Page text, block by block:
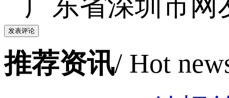
推荐资讯/ Hot